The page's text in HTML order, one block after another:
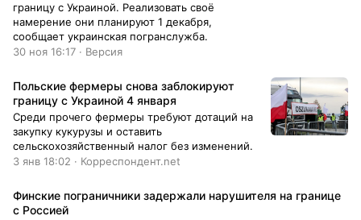
границу с Украиной. Реализовать своё
намерение они планируют 1 декабря,
сообщает украинская погранслужба.
30 ноя 16:17 · Версия
Польские фермеры снова заблокируют
границу с Украиной 4 января
Среди прочего фермеры требуют дотаций на
закупку кукурузы и оставить
сельскохозяйственный налог без изменений.
3 янв 18:02 · Корреспондент.net
Финские пограничники задержали нарушителя на границе
с Россией